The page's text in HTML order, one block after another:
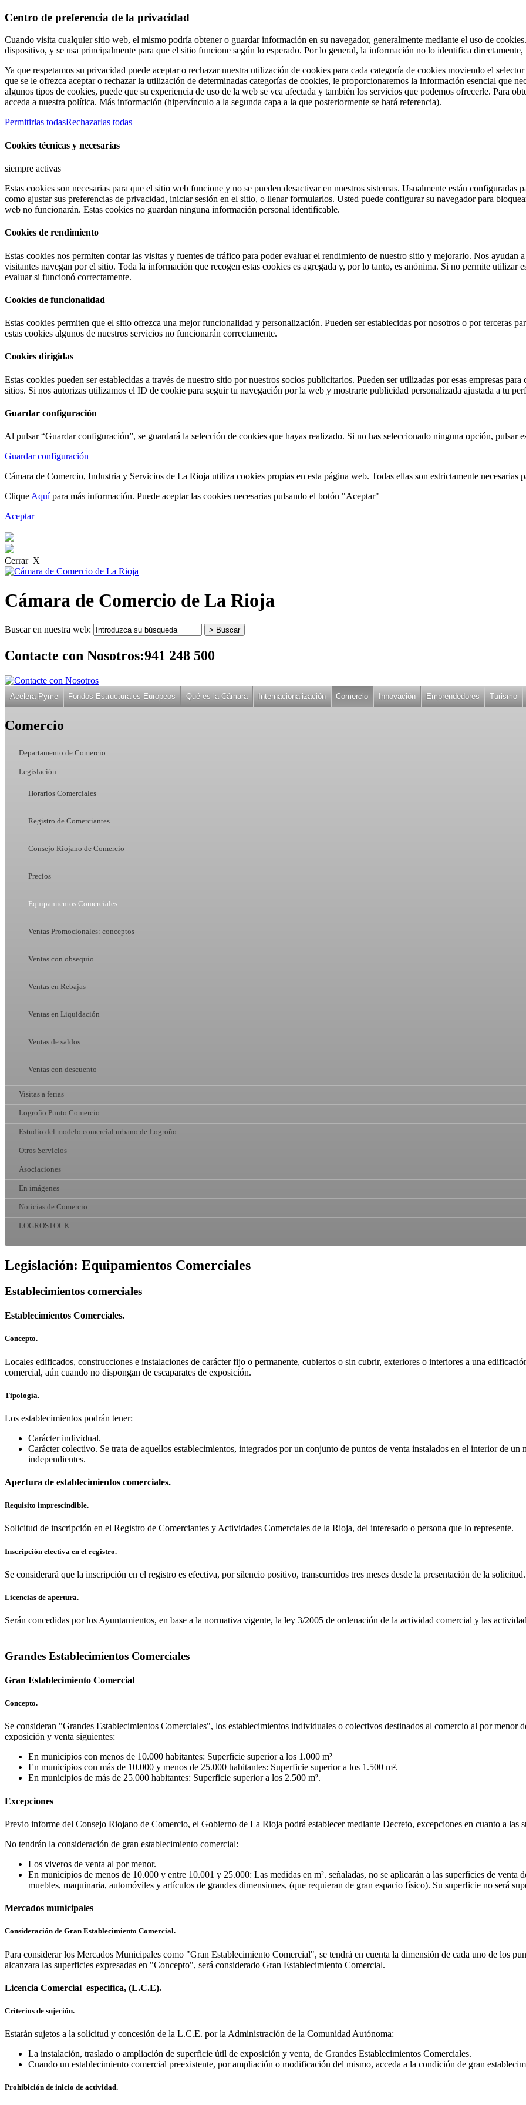
Centro de preferencia de la privacidad
Cuando visita cualquier sitio web, el mismo podría obtener o guardar información en su navegador, generalmente mediante el uso de
dispositivo, y se usa principalmente para que el sitio funcione según lo esperado. Por lo general, la información no lo identifica
Ya que respetamos su privacidad puede aceptar o rechazar nuestra utilización de cookies para cada categoría de cookies moviendo el
que se le ofrezca aceptar o rechazar la utilización de determinadas categorías de cookies, le proporcionaremos la información esencial que
algunos tipos de cookies, puede que su experiencia de uso de la web se vea afectada y también los servicios que podemos ofrecerle. Para
acceda a nuestra política. Más información (hipervínculo a la segunda capa a la que posteriormente se hará referencia).
Permitirlas todasRechazarlas todas
Cookies técnicas y necesarias
siempre activas
Estas cookies son necesarias para que el sitio web funcione y no se pueden desactivar en nuestros sistemas. Usualmente están configuradas
como ajustar sus preferencias de privacidad, iniciar sesión en el sitio, o llenar formularios. Usted puede configurar su navegador para
web no funcionarán. Estas cookies no guardan ninguna información personal identificable.
Cookies de rendimiento
Estas cookies nos permiten contar las visitas y fuentes de tráfico para poder evaluar el rendimiento de nuestro sitio y mejorarlo. Nos ayudan
visitantes navegan por el sitio. Toda la información que recogen estas cookies es agregada y, por lo tanto, es anónima. Si no permite utilizar
evaluar si funcionó correctamente.
Cookies de funcionalidad
Estas cookies permiten que el sitio ofrezca una mejor funcionalidad y personalización. Pueden ser establecidas por nosotros o por terceras
estas cookies algunos de nuestros servicios no funcionarán correctamente.
Cookies dirigidas
Estas cookies pueden ser establecidas a través de nuestro sitio por nuestros socios publicitarios. Pueden ser utilizadas por esas empresas
sitios. Si nos autorizas utilizamos el ID de cookie para seguir tu navegación por la web y mostrarte publicidad personalizada ajustada a tu
Guardar configuración
Al pulsar “Guardar configuración”, se guardará la selección de cookies que hayas realizado. Si no has seleccionado ninguna opción, pulsar
Guardar configuración
Cámara de Comercio, Industria y Servicios de La Rioja utiliza cookies propias en esta página web. Todas ellas son estrictamente necesarias
Clique Aquípara más información. Puede aceptar las cookies necesarias pulsando el botón "Aceptar"
Aceptar
Cerrar X
Cámara de Comercio de La Rioja
Buscar en nuestra web:
Contacte con Nosotros:941 248 500
Acelera Pyme Fondos Estructurales Europeos Qué es la Cámara Internacionalización Comercio Innovación Emprendedores Turismo
Comercio
Departamento de Comercio
Legislación
Horarios Comerciales
Registro de Comerciantes
Consejo Riojano de Comercio
Precios
Equipamientos Comerciales
Ventas Promocionales: conceptos
Ventas con obsequio
Ventas en Rebajas
Ventas en Liquidación
Ventas de saldos
Ventas con descuento
Visitas a ferias
Logroño Punto Comercio
Estudio del modelo comercial urbano de Logroño
Otros Servicios
Asociaciones
En imágenes
Noticias de Comercio
LOGROSTOCK
Legislación: Equipamientos Comerciales
Establecimientos comerciales
Establecimientos Comerciales.
Concepto.
Locales edificados, construcciones e instalaciones de carácter fijo o permanente, cubiertos o sin cubrir, exteriores o interiores a una
comercial, aún cuando no dispongan de escaparates de exposición.
Tipología.
Los establecimientos podrán tener:
Carácter individual.
Carácter colectivo. Se trata de aquellos establecimientos, integrados por un conjunto de puntos de venta instalados en el interior de
independientes.
Apertura de establecimientos comerciales.
Requisito imprescindible.
Solicitud de inscripción en el Registro de Comerciantes y Actividades Comerciales de la Rioja, del interesado o persona que lo represente.
Inscripción efectiva en el registro.
Se considerará que la inscripción en el registro es efectiva, por silencio positivo, transcurridos tres meses desde la presentación de la solicitud.
Licencias de apertura.
Serán concedidas por los Ayuntamientos, en base a la normativa vigente, la ley 3/2005 de ordenación de la actividad comercial y las
Grandes Establecimientos Comerciales
Gran Establecimiento Comercial
Concepto.
Se consideran "Grandes Establecimientos Comerciales", los establecimientos individuales o colectivos destinados al comercio al por menor
exposición y venta siguientes:
En municipios con menos de 10.000 habitantes: Superficie superior a los 1.000 m²
En municipios con más de 10.000 y menos de 25.000 habitantes: Superficie superior a los 1.500 m².
En municipios de más de 25.000 habitantes: Superficie superior a los 2.500 m².
Excepciones
Previo informe del Consejo Riojano de Comercio, el Gobierno de La Rioja podrá establecer mediante Decreto, excepciones en cuanto a las
No tendrán la consideración de gran establecimiento comercial:
Los viveros de venta al por menor.
En municipios de menos de 10.000 y entre 10.001 y 25.000: Las medidas en m². señaladas, no se aplicarán a las superficies de venta
muebles, maquinaria, automóviles y artículos de grandes dimensiones, (que requieran de gran espacio físico). Su superficie no será
Mercados municipales
Consideración de Gran Establecimiento Comercial.
Para considerar los Mercados Municipales como "Gran Establecimiento Comercial", se tendrá en cuenta la dimensión de cada uno de los
alcanzara las superficies expresadas en "Concepto", será considerado Gran Establecimiento Comercial.
Licencia Comercial específica, (L.C.E).
Criterios de sujeción.
Estarán sujetos a la solicitud y concesión de la L.C.E. por la Administración de la Comunidad Autónoma:
La instalación, traslado o ampliación de superficie útil de exposición y venta, de Grandes Establecimientos Comerciales.
Cuando un establecimiento comercial preexistente, por ampliación o modificación del mismo, acceda a la condición de gran
Prohibición de inicio de actividad.